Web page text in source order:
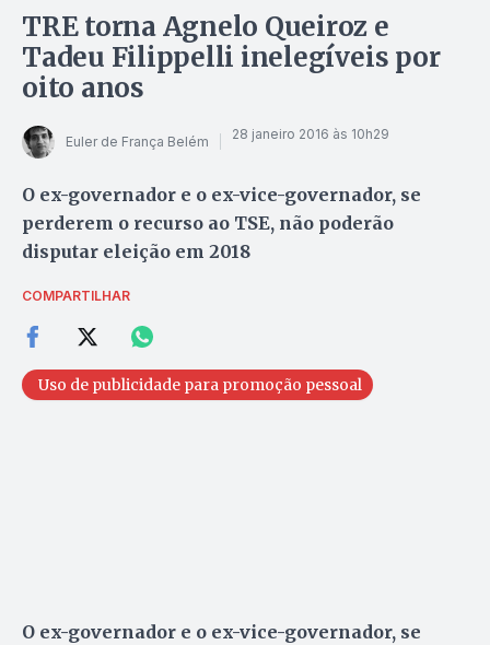
TRE torna Agnelo Queiroz e
Tadeu Filippelli inelegíveis por
oito anos
Euler de França Belém 28 janeiro 2016 às 10h29
O ex-governador e o ex-vice-governador, se
perderem o recurso ao TSE, não poderão
disputar eleição em 2018
COMPARTILHAR
Uso de publicidade para promoção pessoal
O ex-governador e o ex-vice-governador, se